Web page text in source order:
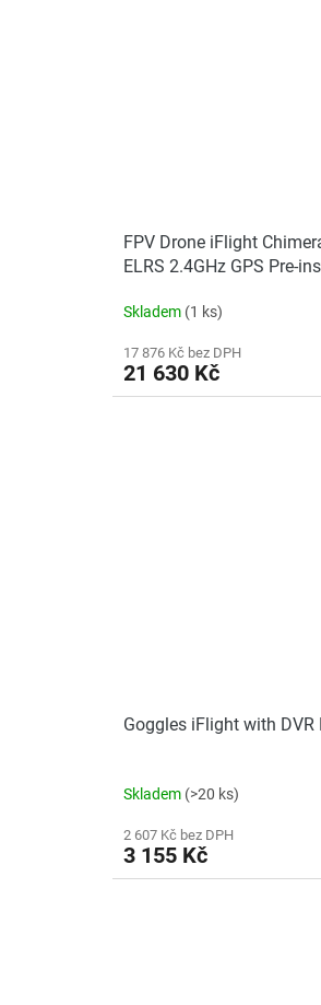
FPV Drone iFlight
ELRS 2.4GHz GPS Pre-
Skladem (1 ks)
17 876 Kč bez DPH
21 630 Kč
Goggles iFlight with DVR
Skladem (>20 ks)
2 607 Kč bez DPH
3 155 Kč